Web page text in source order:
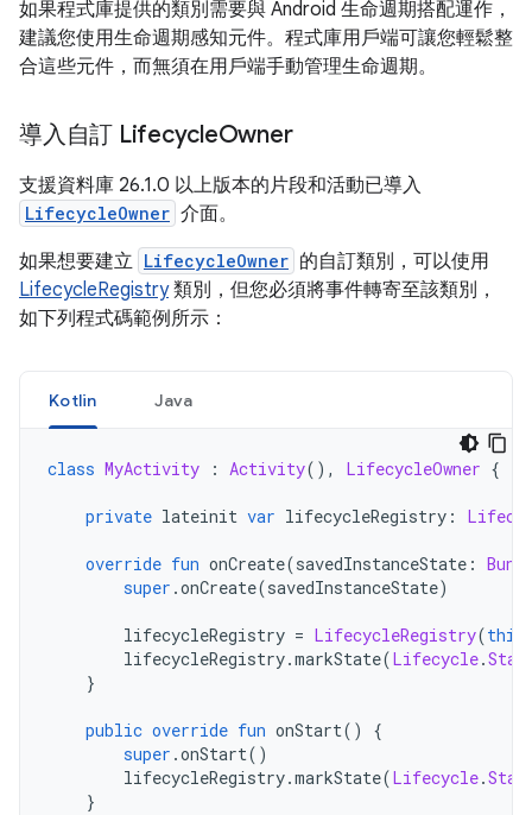
如果程式庫提供的類別需要與 Android 生命週期搭配運作，
建議您使用生命週期感知元件。程式庫用戶端可讓您輕鬆整
合這些元件，而無須在用戶端手動管理生命週期。
導入自訂 LifecycleOwner
支援資料庫 26.1.0 以上版本的片段和活動已導入
LifecycleOwner 介面。
如果想要建立 LifecycleOwner 的自訂類別，可以使用
LifecycleRegistry類別，但您必須將事件轉寄至該類別，
如下列程式碼範例所示：
Kotlin Java
class MyActivity : Activity(), LifecycleOwner {
private lateinit var lifecycleRegistry :
override fun onCreate(savedInstanceState :
super .onCreate(savedInstanceState)
lifecycleRegistry = LifecycleRegistry(this
lifecycleRegistry.markState(Lifecycle.
}
public override fun onStart()
{
super .onStart()
lifecycleRegistry.markState(Lifecycle.
}